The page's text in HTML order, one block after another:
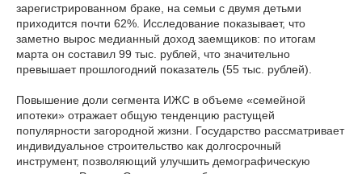
зарегистрированном браке, на семьи с двумя детьми
приходится почти 62%. Исследование показывает, что
заметно вырос медианный доход заемщиков: по итогам
марта он составил 99 тыс. рублей, что значительно
превышает прошлогодний показатель (55 тыс. рублей).
Повышение доли сегмента ИЖС в объеме «семейной
ипотеки» отражает общую тенденцию растущей
популярности загородной жизни. Государство рассматривает
индивидуальное строительство как долгосрочный
инструмент, позволяющий улучшить демографическую